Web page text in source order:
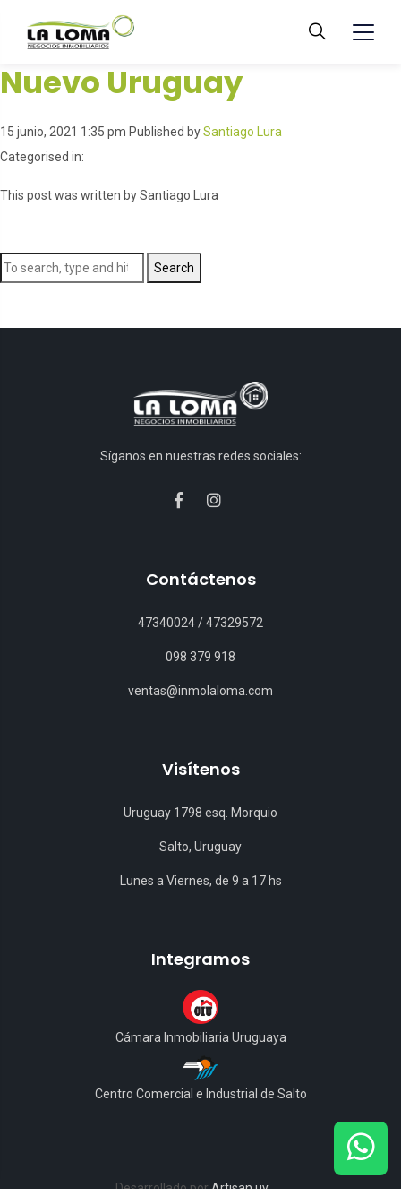
Nuevo Uruguay
15 junio, 2021 1:35 pm Published bySantiago Lura
Categorised in:
This post was written by Santiago Lura
Search
Síganos en nuestras redes sociales:
Contáctenos
47340024/47329572
098 379 918
ventas@inmolaloma.com
Visítenos
Uruguay 1798 esq. Morquio
Salto, Uruguay
Lunes a Viernes, de 9 a 17 hs
Integramos
Cámara Inmobiliaria Uruguaya
Centro Comercial e Industrial de Salto
Desarrollado porArtisan.uy